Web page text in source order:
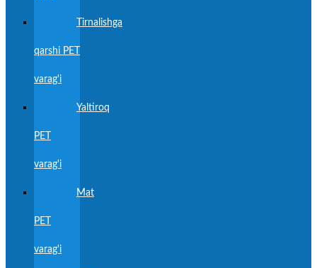
Tirnalishga
qarshi PET
varag'i
Yaltiroq
PET
varag'i
Mat
PET
varag'i